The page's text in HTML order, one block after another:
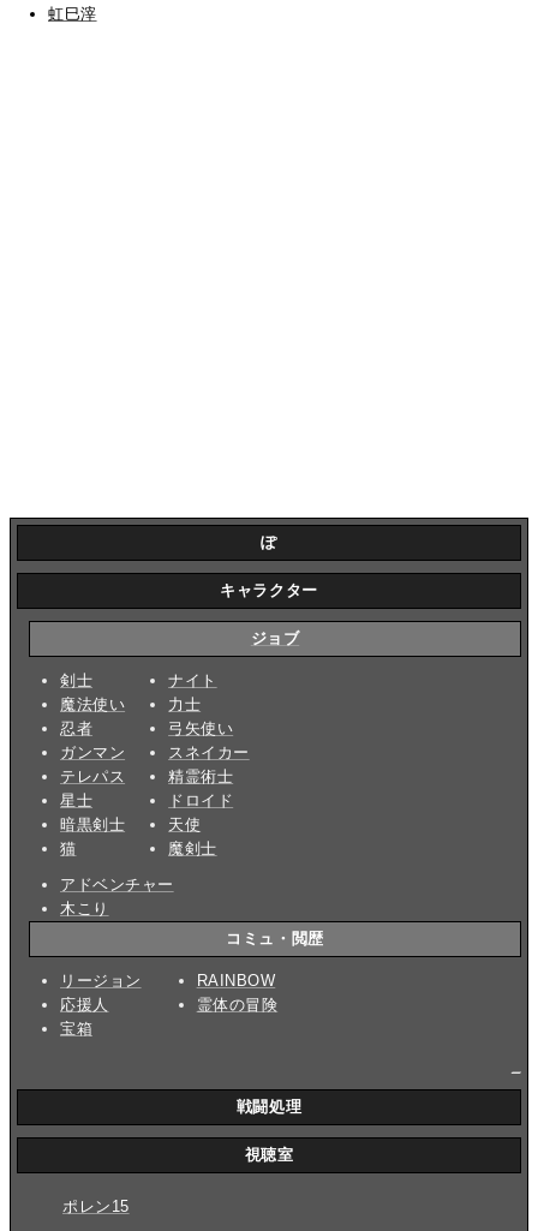
虹巳滓
ぽ
キャラクター
ジョブ
剣士
魔法使い
忍者
ガンマン
テレパス
星士
暗黒剣士
猫
ナイト
力士
弓矢使い
スネイカー
精霊術士
ドロイド
天使
魔剣士
アドベンチャー
木こり
コミュ・閲歴
リージョン
応援人
宝箱
RAINBOW
霊体の冒険
戦闘処理
視聴室
ポレン15